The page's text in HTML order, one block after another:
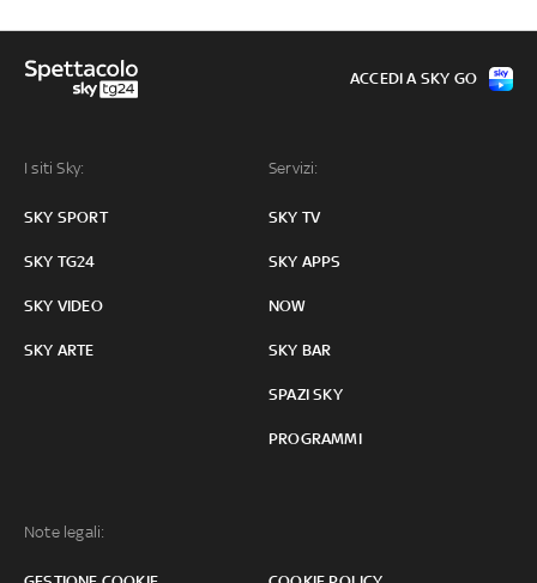
I siti Sky:
SKY SPORT
SKY TG24
SKY VIDEO
SKY ARTE
Servizi:
SKY TV
SKY APPS
NOW
SKY BAR
SPAZI SKY
PROGRAMMI
Note legali:
ACCEDI A SKY GO